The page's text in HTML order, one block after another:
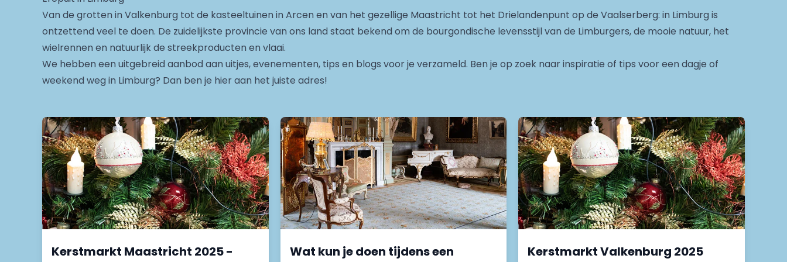
Van de grotten in Valkenburg tot de kasteeltuinen in Arcen en van het gezellige Maastricht tot het Drielandenpunt op de Vaalserberg: in Limburg is
ontzettend veel te doen. De zuidelijkste provincie van ons land staat bekend om de bourgondische levensstijl van de Limburgers, de mooie natuur, het
wielrennen en natuurlijk de streekproducten en vlaai.
We hebben een uitgebreid aanbod aan uitjes, evenementen, tips en blogs voor je verzameld. Ben je op zoek naar inspiratie of tips voor een dagje of
weekend weg in Limburg? Dan ben je hier aan het juiste adres!
Kerstmarkt Maastricht 2025 -
Wat kun je doen tijdens een
Kerstmarkt Valkenburg 2025